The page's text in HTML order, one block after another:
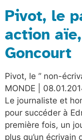
Pivot, le
action
Goncourt
Pivot, le ” non-
MONDE |
Le journaliste et
pour succéder à
première fois, un
plus qu’un écrivain